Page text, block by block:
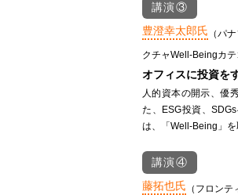
講演③
豊澄幸太郎氏 （パ
クチャWell-Beingカテ
オフィスに投資を
人的資本の開示、優
た、ESG投資、
は、「Well-Being」を
講演④
藤拓也氏 （フロン